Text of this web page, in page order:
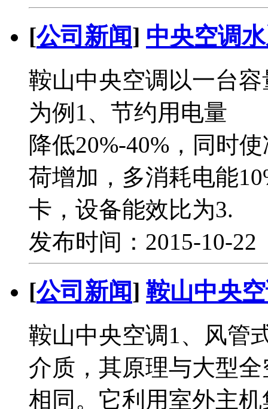
[公司新闻] 中央空调
鞍山中央空调以一台
为例1、节约用电量
降低20%-40%，同时
荷增加，多消耗电能
卡，设备能效比为3.
发布时间：2015-10-
[公司新闻] 鞍山中央
鞍山中央空调1、风管
介质，其原理与大型
相同。它利用室外主